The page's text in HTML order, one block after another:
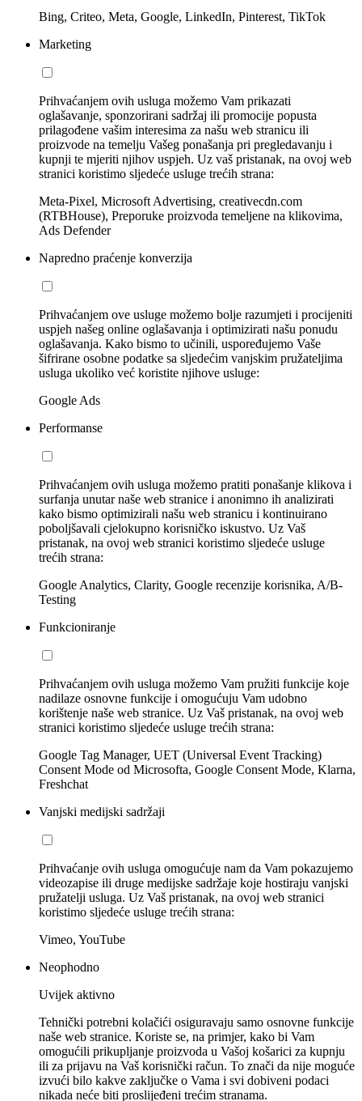
Bing, Criteo, Meta, Google, LinkedIn, Pinterest, TikTok
Marketing
Prihvaćanjem ovih usluga možemo Vam prikazati
oglašavanje, sponzorirani sadržaj ili promocije popusta
prilagođene vašim interesima za našu web stranicu ili
proizvode na temelju Vašeg ponašanja pri pregledavanju i
kupnji te mjeriti njihov uspjeh. Uz vaš pristanak, na ovoj web
stranici koristimo sljedeće usluge trećih strana:
Meta-Pixel, Microsoft Advertising, creativecdn.com
(RTBHouse), Preporuke proizvoda temeljene na klikovima,
Ads Defender
Napredno praćenje konverzija
Prihvaćanjem ove usluge možemo bolje razumjeti i procijeniti
uspjeh našeg online oglašavanja i optimizirati našu ponudu
oglašavanja. Kako bismo to učinili, uspoređujemo Vaše
šifrirane osobne podatke sa sljedećim vanjskim pružateljima
usluga ukoliko već koristite njihove usluge:
Google Ads
Performanse
Prihvaćanjem ovih usluga možemo pratiti ponašanje klikova i
surfanja unutar naše web stranice i anonimno ih analizirati
kako bismo optimizirali našu web stranicu i kontinuirano
poboljšavali cjelokupno korisničko iskustvo. Uz Vaš
pristanak, na ovoj web stranici koristimo sljedeće usluge
trećih strana:
Google Analytics, Clarity, Google recenzije korisnika, A/B-
Testing
Funkcioniranje
Prihvaćanjem ovih usluga možemo Vam pružiti funkcije koje
nadilaze osnovne funkcije i omogućuju Vam udobno
korištenje naše web stranice. Uz Vaš pristanak, na ovoj web
stranici koristimo sljedeće usluge trećih strana:
Google Tag Manager, UET (Universal Event Tracking)
Consent Mode od Microsofta, Google Consent Mode, Klarna,
Freshchat
Vanjski medijski sadržaji
Prihvaćanje ovih usluga omogućuje nam da Vam pokazujemo
videozapise ili druge medijske sadržaje koje hostiraju vanjski
pružatelji usluga. Uz Vaš pristanak, na ovoj web stranici
koristimo sljedeće usluge trećih strana:
Vimeo, YouTube
Neophodno
Uvijek aktivno
Tehnički potrebni kolačići osiguravaju samo osnovne funkcije
naše web stranice. Koriste se, na primjer, kako bi Vam
omogućili prikupljanje proizvoda u Vašoj košarici za kupnju
ili za prijavu na Vaš korisnički račun. To znači da nije moguće
izvući bilo kakve zaključke o Vama i svi dobiveni podaci
nikada neće biti proslijeđeni trećim stranama.